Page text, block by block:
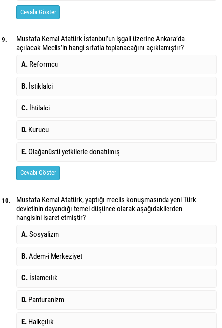
Cevabı Göster
9.
Mustafa Kemal Atatürk İstanbul’un işgali üzerine Ankara’da
açılacak Meclis’in hangi sıfatla toplanacağını açıklamıştır?
A. Reformcu
B. İstiklalci
C. İhtilalci
D. Kurucu
E. Olağanüstü yetkilerle donatılmış
Cevabı Göster
10.
Mustafa Kemal Atatürk, yaptığı meclis konuşmasında yeni Türk
devletinin dayandığı temel düşünce olarak aşağıdakilerden
hangisini işaret etmiştir?
A.Sosyalizm
B.Adem-i Merkeziyet
C. İslamcılık
D. Panturanizm
E. Halkçılık